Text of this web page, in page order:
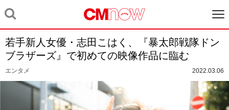
若手新人女優・志田こはく、『暴太郎戦隊ドン
ブラザーズ』で初めての映像作品に臨む
エンタメ 2022.03.06